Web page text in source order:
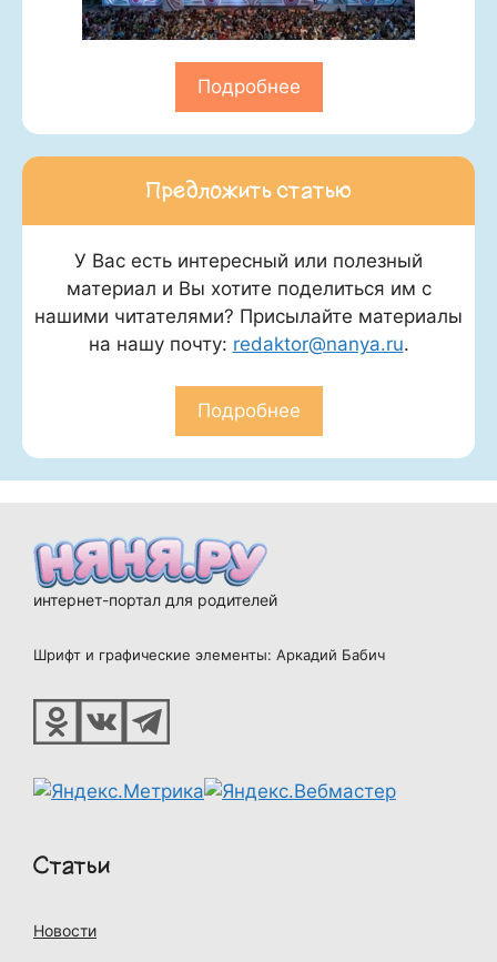
Подробнее
Предложить статью
У Вас есть интересный или полезный
материал и Вы хотите поделиться им с
нашими читателями? Присылайте материалы
на нашу почту: redaktor@nanya.ru.
Подробнее
интернет-портал для родителей
Шрифт и графические элементы: Аркадий Бабич
Статьи
Новости